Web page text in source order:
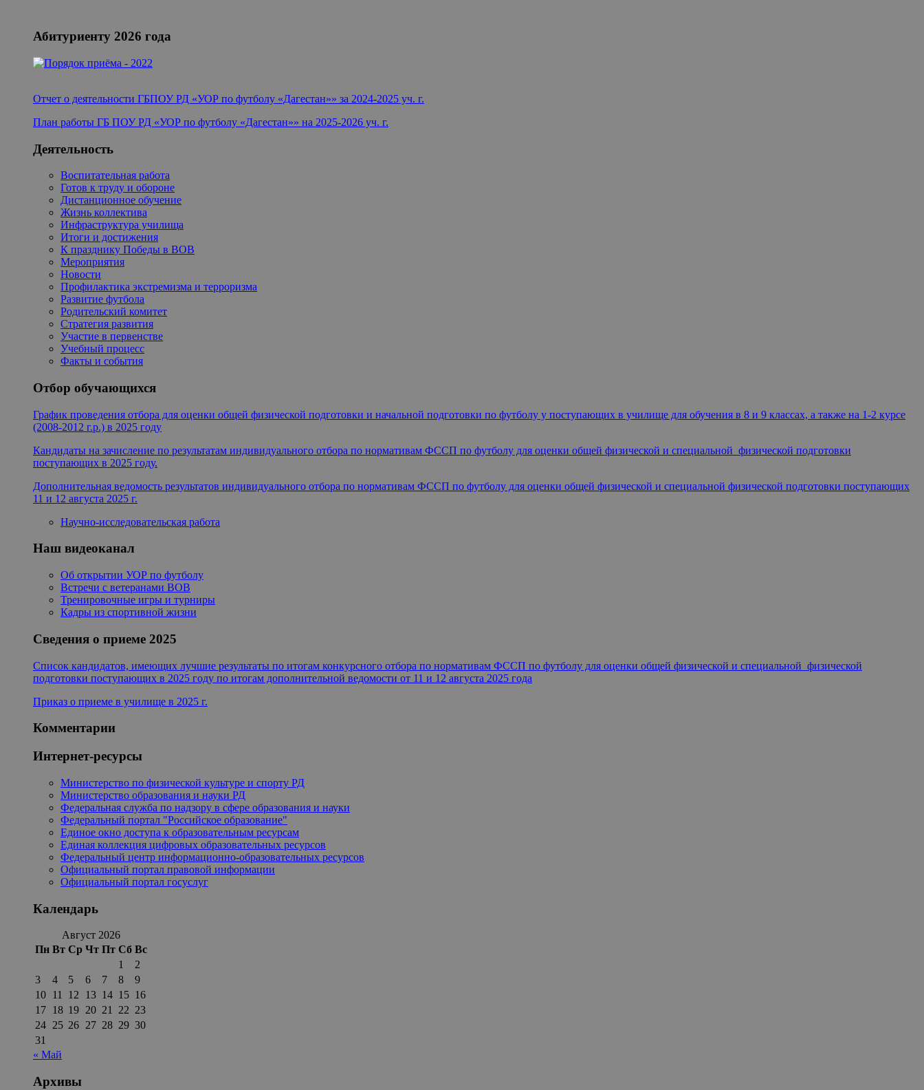
Абитуриенту 2026 года
Отчет о деятельности ГБПОУ РД «УОР по футболу «Дагестан»» за 2024-2025 уч. г.
План работы ГБ ПОУ РД «УОР по футболу «Дагестан»» на 2025-2026 уч. г.
Деятельность
Воспитательная работа
Готов к труду и обороне
Дистанционное обучение
Жизнь коллектива
Инфраструктура училища
Итоги и достижения
К празднику Победы в ВОВ
Мероприятия
Новости
Профилактика экстремизма и терроризма
Развитие футбола
Родительский комитет
Стратегия развития
Участие в первенстве
Учебный процесс
Факты и события
Отбор обучающихся
График проведения отбора для оценки общей физической подготовки и начальной подготовки по футболу у поступающих в училище для обучения в 8 и 9 классах, а также на 1-2 курсе
(2008-2012 г.р.) в 2025 году
Кандидаты на зачисление по результатам индивидуального отбора по нормативам ФССП по футболу для оценки общей физической и специальной физической подготовки
поступающих в 2025 году.
Дополнительная ведомость результатов индивидуального отбора по нормативам ФССП по футболу для оценки общей физической и специальной физической подготовки поступающих
11 и 12 августа 2025 г.
Научно-исследовательская работа
Наш видеоканал
Об открытии УОР по футболу
Встречи с ветеранами ВОВ
Тренировочные игры и турниры
Кадры из спортивной жизни
Сведения о приеме 2025
Список кандидатов, имеющих лучшие результаты по итогам конкурсного отбора по нормативам ФССП по футболу для оценки общей физической и специальной физической
подготовки поступающих в 2025 году по итогам дополнительной ведомости от 11 и 12 августа 2025 года
Приказ о приеме в училище в 2025 г.
Комментарии
Интернет-ресурсы
Министерство по физической культуре и спорту РД
Министерство образования и науки РД
Федеральная служба по надзору в сфере образования и науки
Федеральный портал "Российское образование"
Единое окно доступа к образовательным ресурсам
Единая коллекция цифровых образовательных ресурсов
Федеральный центр информационно-образовательных ресурсов
Официальный портал правовой информации
Официальный портал госуслуг
Календарь
Август 2026
Пн Вт Ср Чт Пт Сб Вс
1
2
3
4 5 6 7 8
9
10 11 12 13 14 15 16
17 18 19 20 21 22 23
24 25 26 27 28 29 30
31
« Май
Архивы